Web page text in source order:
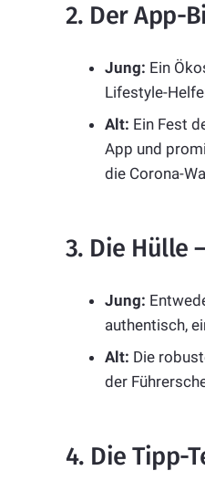
2. Der App-
Jung: Ein
Lifestyle-
Alt: Ein Fest
App und
die Corona-
3. Die Hülle
Jung:
authentisch,
Alt: Die
der
4. Die Tipp-